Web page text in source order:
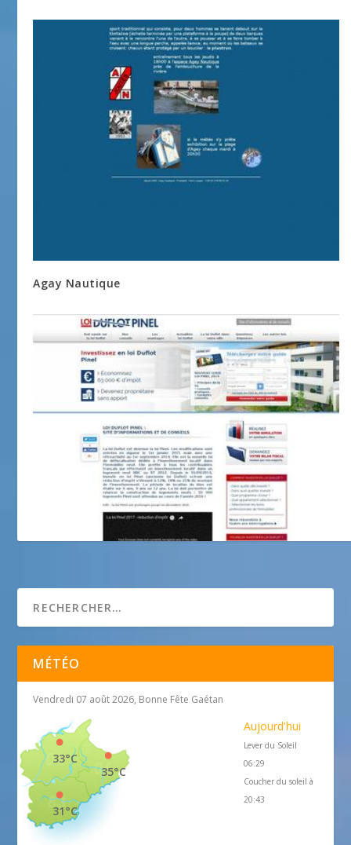
Agay Nautique
MÉTÉO
Vendredi 07 août 2026, Bonne Fête Gaétan
35°C
33°C
31°C
Aujourd'hui
Lever du Soleil
06:29
Coucher du soleil à
20:43